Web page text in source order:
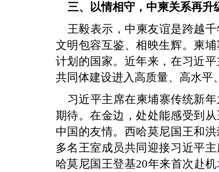
三、以情相守，中柬关系再升
王毅表示，中柬友谊是跨越
文明包容互鉴、相映生辉。柬
计划的国家。近年来，在习近
共同体建设进入高质量、高水平
习近平主席在柬埔寨传统新
期待。在金边，处处能感受到
中国的友情。西哈莫尼国王和
多名王室成员共同迎接习近平
哈莫尼国王登基20年来首次赴